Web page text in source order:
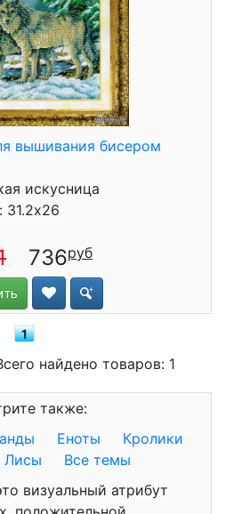
вышивания бисером
искусница
736
1
найдено товаров: 1
также:
Еноты
Кролики
Лисы
Все темы
визуальный атрибут